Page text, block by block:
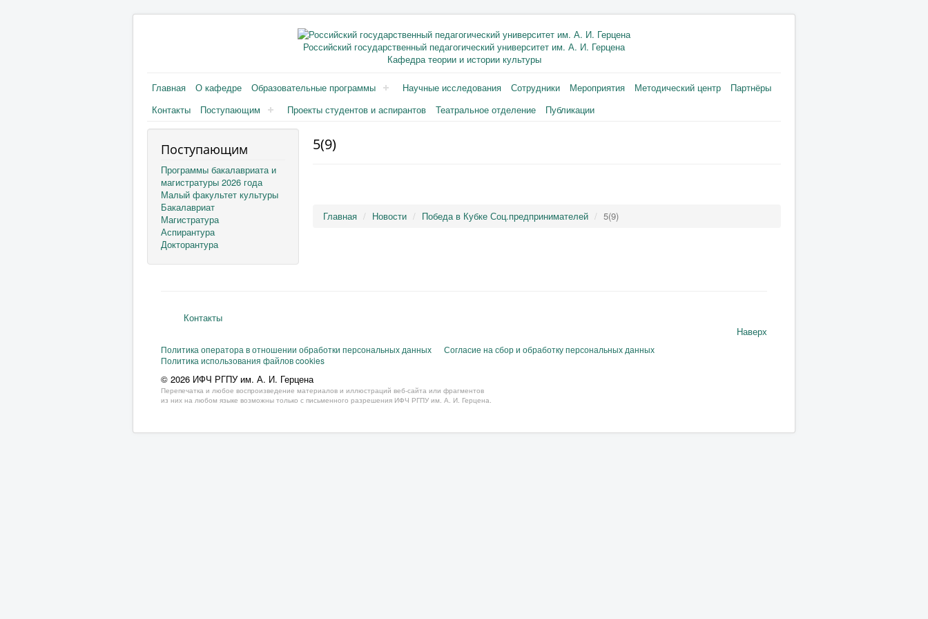
Российский государственный педагогический университет им. А. И. Герцена
Кафедра теории и истории культуры
Главная О кафедре Образовательные программы Научные исследования Сотрудники Мероприятия Методический центр
Партнёры
Контакты
Поступающим Проекты студентов и аспирантов Театральное отделение Публикации
Поступающим
Программы бакалавриата и
магистратуры 2026 года
Малый факультет культуры
Бакалавриат
Магистратура
Аспирантура
Докторантура
5(9)
Главная Новости Победа в Кубке Соц.предпринимателей 5(9)
Контакты
Наверх
Политика оператора в отношении обработки персональных данных
Согласие на сбор и обработку персональных данных
Политика использования файлов cookies
© 2026 ИФЧ РГПУ им. А. И. Герцена
Перепечатка и любое воспроизведение материалов и иллюстраций веб-сайта или фрагментов
из них на любом языке возможны только с письменного разрешения ИФЧ РГПУ им. А. И. Герцена.